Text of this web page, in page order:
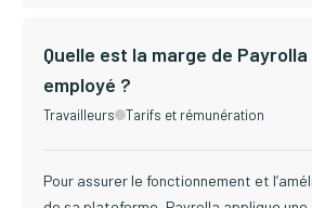
Quelle est la marge de
employé ?
Travailleurs Tarifs et rémunération
Pour assurer le fonctionnement et